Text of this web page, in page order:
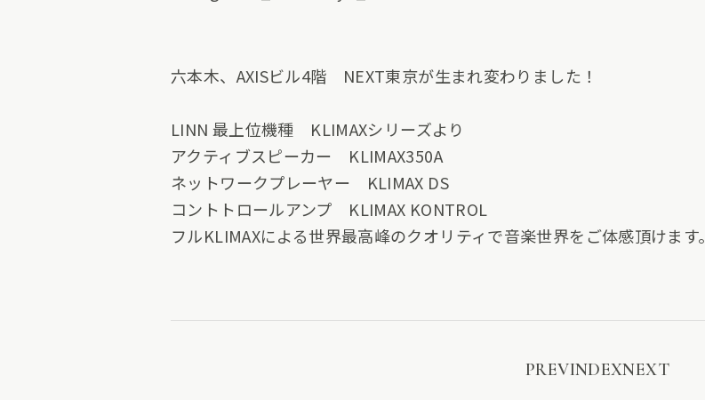
六本木、AXISビル4階 NEXT東京が生まれ変わりました！
LINN 最上位機種 KLIMAXシリーズより
アクティブスピーカー KLIMAX350A
ネットワークプレーヤー KLIMAX DS
コントトロールアンプ KLIMAX KONTROL
フルKLIMAXによる世界最高峰のクオリティで音楽世界をご体感頂けます。
PREVINDEXNEXT